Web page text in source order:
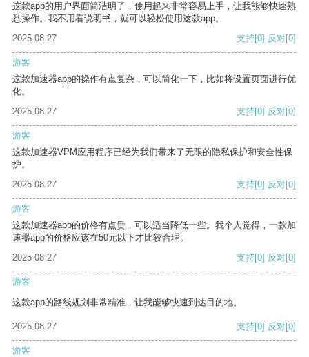
这款app的用户界面简洁明了，使用起来非常容易上手，让我能够快速熟
悉操作。我不用看说明书，就可以轻松使用这款app。
2025-08-27
支持[0] 反对[0]
游客
这款加速器app的操作有点复杂，可以简化一下，比如将设置页面进行优
化。
2025-08-27
支持[0] 反对[0]
游客
这款加速器VPM应用程序已经为我们带来了无限的隐私保护和安全性保
护。
2025-08-27
支持[0] 反对[0]
游客
这款加速器app的价格有点贵，可以适当降低一些。我个人觉得，一款加
速器app的价格应该在50元以下才比较合理。
2025-08-27
支持[0] 反对[0]
游客
这款app的路线规划非常精准，让我能够快速到达目的地。
2025-08-27 支持[0] 反对[0]
游客